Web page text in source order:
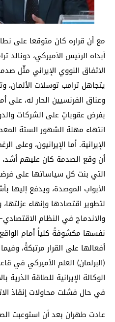
مع أن قراره كان متوقعا على
أبداه الرئيس الأميركي، دونالد
الاتفاق النووي الإيراني مثّل
يتجاهل ترامب توسلات الألمان،
وعناق الفرنسيين الحار له، على
بفرض عقوباتٍ على الشركات
انتهاء مهلة الشهور الستة
الإيرانية. أما الإيرانيون، وعلى
أن وقع الصدمة كان عليهم
التي بنت كل سياساتها على
الأبواب الموصدة، ويدفع إليها
لتطوير اقتصادها وإنهاء عزلتها،
والاندماج في النظام
نفسها مكشوفةً كلياً أمام
أفعالها على القرار مرتبكةً،
(البرلمان) العلم الأميركي في
الوكالة الإيرانية للطاقة
في حال فشلت محاولات إنقاذ
عادت طهران بعد أن استوعبت